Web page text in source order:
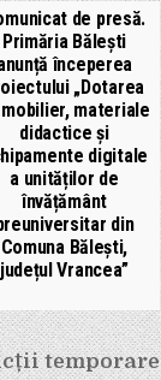
de presă.
Primăria Bălești
începerea
„Dotarea
materiale
didactice și
digitale
a unităților de
învățământ
din
Comuna Bălești,
județul Vrancea”
temporare